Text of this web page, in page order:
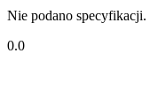
Nie podano specyfikacji.
0.0